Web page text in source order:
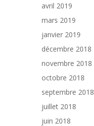
avril 2019
mars 2019
janvier 2019
décembre 2018
novembre 2018
octobre 2018
septembre 2018
juillet 2018
juin 2018